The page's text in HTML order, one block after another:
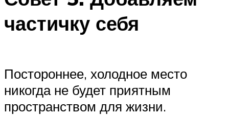
частичку себя
Постороннее, холодное место
никогда не будет приятным
пространством для жизни.